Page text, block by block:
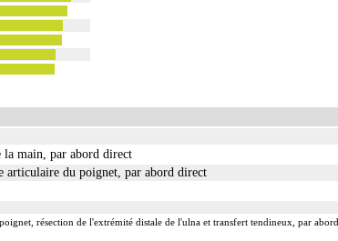
la main, par abord direct
articulaire du poignet, par abord direct
résection de l'extrémité distale de l'ulna et transfert tendineux, par abord